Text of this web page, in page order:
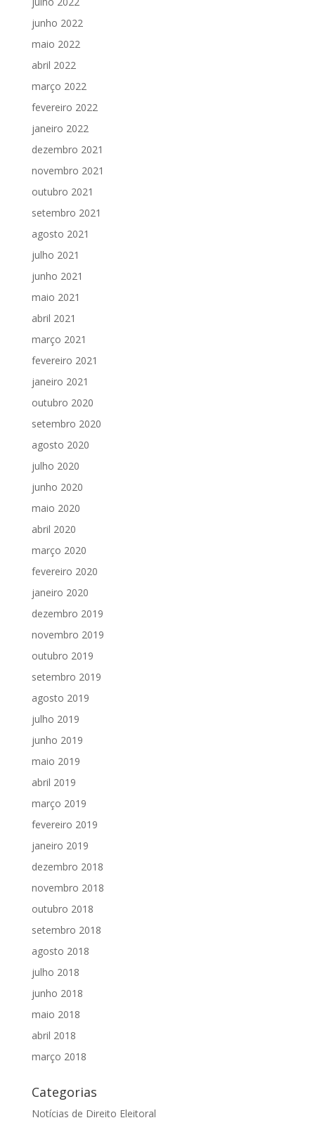
junho 2022
maio 2022
abril 2022
março 2022
fevereiro 2022
janeiro 2022
dezembro 2021
novembro 2021
outubro 2021
setembro 2021
agosto 2021
julho 2021
junho 2021
maio 2021
abril 2021
março 2021
fevereiro 2021
janeiro 2021
outubro 2020
setembro 2020
agosto 2020
julho 2020
junho 2020
maio 2020
abril 2020
março 2020
fevereiro 2020
janeiro 2020
dezembro 2019
novembro 2019
outubro 2019
setembro 2019
agosto 2019
julho 2019
junho 2019
maio 2019
abril 2019
março 2019
fevereiro 2019
janeiro 2019
dezembro 2018
novembro 2018
outubro 2018
setembro 2018
agosto 2018
julho 2018
junho 2018
maio 2018
abril 2018
março 2018
Categorias
Notícias de Direito Eleitoral